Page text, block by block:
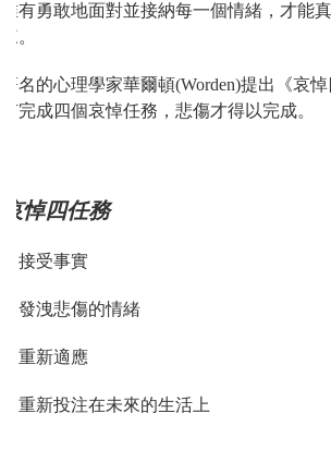
唯有勇敢地面對並接納每一個情緒，才能
來。
著名的心理學家華爾頓(Worden)提出《哀
有完成四個哀悼任務，悲傷才得以完成。
哀悼四任務
1. 接受事實
2. 發洩悲傷的情緒
3. 重新適應
4. 重新投注在未來的生活上